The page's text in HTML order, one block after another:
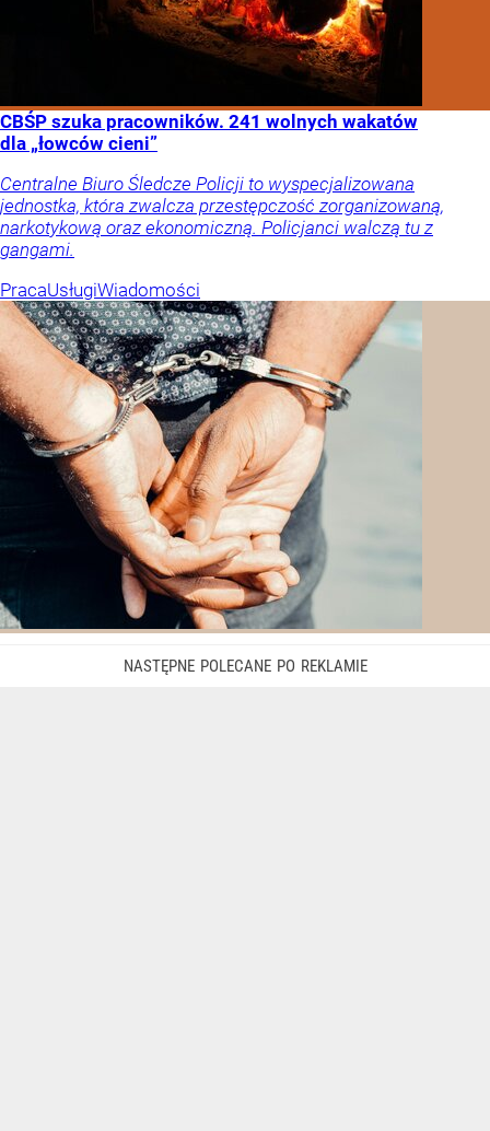
CBŚP szuka pracowników. 241 wolnych wakatów
dla „łowców cieni”
Centralne Biuro Śledcze Policji to wyspecjalizowana
jednostka, która zwalcza przestępczość zorganizowaną,
narkotykową oraz ekonomiczną. Policjanci walczą tu z
gangami.
PracaUsługiWiadomości